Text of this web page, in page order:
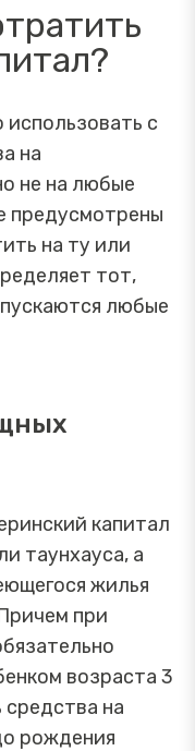
с
на
не на любые
предусмотрены
на ту или
тот,
любые
капитал
таунхауса, а
жилья
при
возраста 3
на
рождения